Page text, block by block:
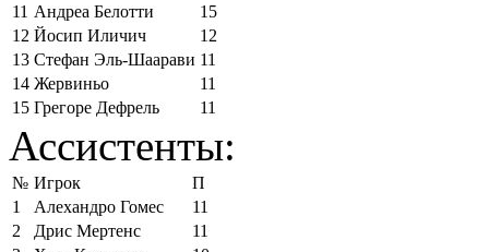
11 Андреа Белотти
15
12 Йосип Иличич
12
13 Стефан Эль-Шаарави 11
14 Жервиньо
11
15 Грегоре Дефрель 11
Ассистенты:
№ Игрок
П
1
Алехандро Гомес
11
2
Дрис Мертенс
11